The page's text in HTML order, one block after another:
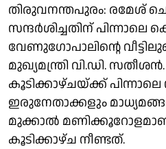
തിരുവനന്തപുരം: രമേശ്
സന്ദർശിച്ചതിന് പിന്നാലെ
വേണുഗോപാലിൻ്റെ
മുഖ്യമന്ത്രി വി.ഡി.
കൂടിക്കാഴ്ചയ്ക്ക്
ഇരുനേതാക്കളും
മുക്കാൽ
കൂടിക്കാഴ്ച നീണ്ടത്.